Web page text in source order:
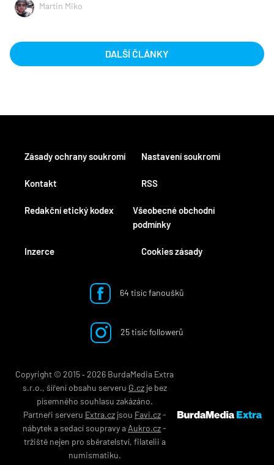
Martin Miko
DALŠÍ ČLÁNKY
Kontakt
Redakční etický kodex
Inzerce
RSS
Všeobecné obchodní
podmínky
Cookies zásady
Zásady ochrany soukromí Nastavení soukromí
64 tisíc fanoušků
25 tisíc followerů
Copyright © 2015 ‐ 2026 BurdaMedia Extra
s.r.o., šíření obsahu serveru G.czje bez
písemného souhlasu zakázáno.
Partneři serveru Extra.czjsou Favi.cz-
nábytek a sedací soupravya Aukro.cz-
tržiště nejen pro sběratelství, filatelii a
numismatiku.